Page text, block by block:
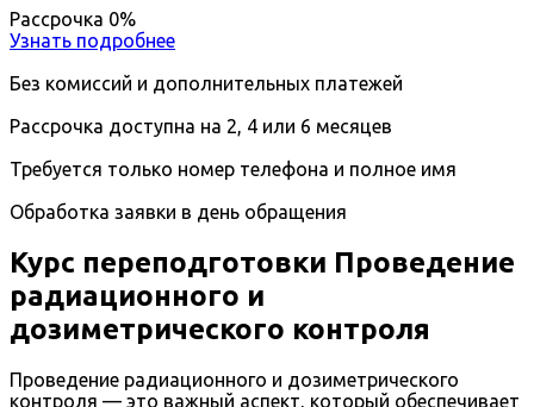
Рассрочка 0%
Узнать подробнее
Без комиссий и дополнительных платежей
Рассрочка доступна на 2, 4 или 6 месяцев
Требуется только номер телефона и полное имя
Обработка заявки в день обращения
Курс переподготовки Проведение
радиационного и
дозиметрического контроля
Проведение радиационного и дозиметрического
контроля — это важный аспект, который обеспечивает